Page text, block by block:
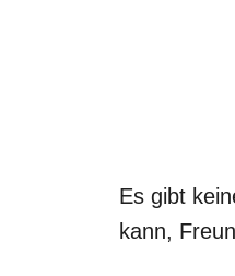
Es gibt
kann,